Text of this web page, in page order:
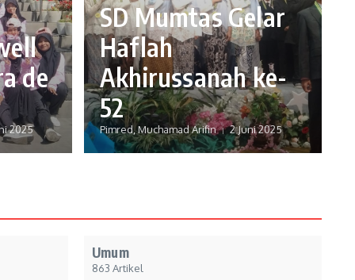
de
2025
SD Mumtas Gelar
Haflah
Akhirussanah ke-
52
Pimred, Muchamad Arifin 2 Juni 2025
Umum
863 Artikel